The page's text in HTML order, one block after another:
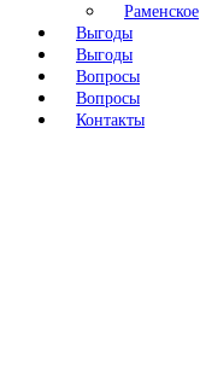
Раменское
Выгоды
Выгоды
Вопросы
Вопросы
Контакты